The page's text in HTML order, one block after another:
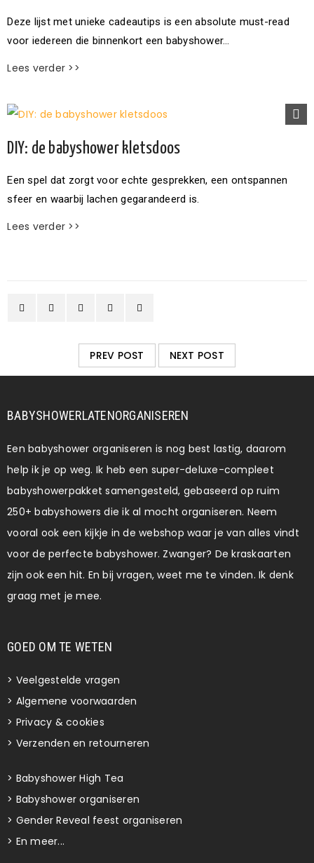
Deze lijst met unieke cadeautips is een absolute must-read
voor iedereen die binnenkort een babyshower…
Lees verder >>
DIY: de babyshower kletsdoos
Een spel dat zorgt voor echte gesprekken, een ontspannen
sfeer en waarbij lachen gegarandeerd is.
Lees verder >>
PREV POST NEXT POST
BABYSHOWERLATENORGANISEREN
Een babyshower organiseren is nog best lastig, daarom
help ik je op weg. Ik heb een super-deluxe-compleet
babyshowerpakket samengesteld, gebaseerd op ruim
250+ babyshowers die ik al mocht organiseren. Neem
vooral ook een kijkje in de webshop waar je van alles vindt
voor de perfecte babyshower. Zwanger? De kraskaarten
zijn ook een hit. En bij vragen, weet me te vinden. Ik denk
graag met je mee.
GOED OM TE WETEN
> Veelgestelde vragen
> Algemene voorwaarden
> Privacy & cookies
> Verzenden en retourneren
> Babyshower High Tea
> Babyshower organiseren
> Gender Reveal feest organiseren
> En meer...